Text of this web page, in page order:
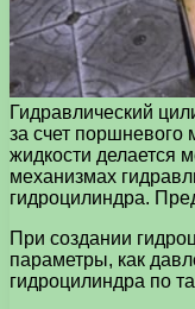
Гидравлический
за счет поршневого
жидкости делается
механизмах
гидроцилиндра.
При создании
параметры, как
гидроцилиндра по